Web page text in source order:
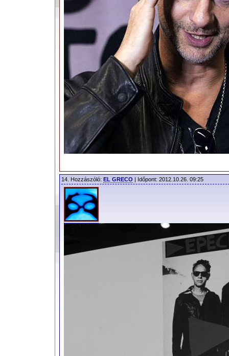
14. Hozzászóló: EL GRECO | Időpont: 2012.10.26. 09:25